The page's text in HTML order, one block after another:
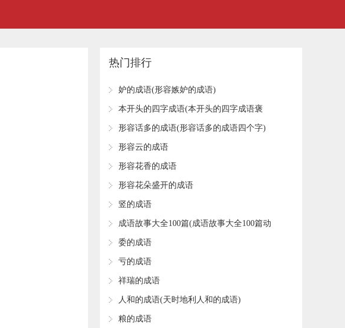
热门排行
​妒的成语(形容嫉妒的成语)
​本开头的四字成语(本开头的四字成语褒
义)
​形容话多的成语(形容话多的成语四个字)
​形容云的成语
​形容花香的成语
​形容花朵盛开的成语
​竖的成语
​成语故事大全100篇(成语故事大全100篇动
画片)
​委的成语
​亏的成语
​祥瑞的成语
​人和的成语(天时地利人和的成语)
​粮的成语